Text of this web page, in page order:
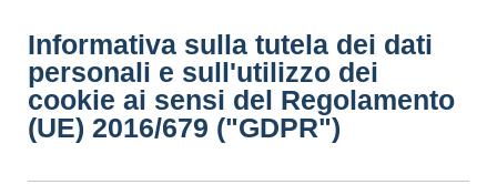
Informativa sulla tutela dei dati
personali e sull'utilizzo dei
cookie ai sensi del Regolamento
(UE) 2016/679 ("GDPR")